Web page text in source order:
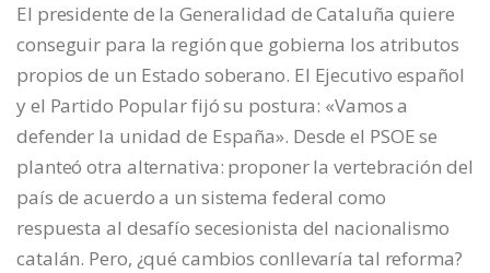
El presidente de la Generalidad de Cataluña quiere
conseguir para la región que gobierna los atributos
propios de un Estado soberano. El Ejecutivo español
y el Partido Popular fijó su postura: «Vamos a
defender la unidad de España». Desde el PSOE se
planteó otra alternativa: proponer la vertebración del
país de acuerdo a un sistema federal como
respuesta al desafío secesionista del nacionalismo
catalán. Pero, ¿qué cambios conllevaría tal reforma?